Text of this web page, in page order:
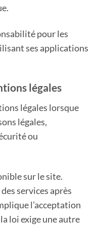
pour les
ses applications
légales
légales lorsque
légales,
ou
sur le site.
services après
l’acceptation
loi exige une autre